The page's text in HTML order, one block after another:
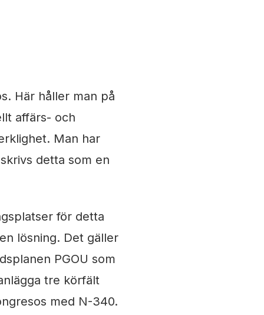
Här håller man på
affärs- och
Man har
detta som en
för detta
lösning. Det gäller
PGOU som
tre körfält
med N-340.